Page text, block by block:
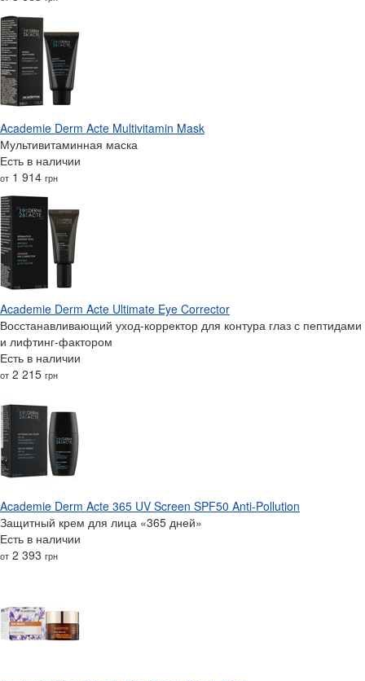
Academie Derm Acte Multivitamin Mask
Мультивитаминная маска
Есть в наличии
от 1 914 грн
Academie Derm Acte Ultimate Eye Corrector
Восстанавливающий уход-корректор для контура глаз с пептидами
и лифтинг-фактором
Есть в наличии
от 2 215 грн
Academie Derm Acte 365 UV Screen SPF50 Anti-Pollution
Защитный крем для лица «365 дней»
Есть в наличии
от 2 393 грн